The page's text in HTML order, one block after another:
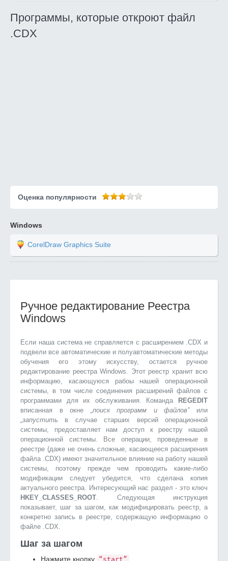
Программы, которые откроют файл
.CDX
Оценка популярности
Windows
CorelDraw Graphics Suite
Ручное редактирование Реестра
Windows
Если наша система не справляется с расширением .CDX и
подвели все автоматические и полуавтоматические методы
обучения его этому искусству, остается ручное
редактирование реестра Windows. Этот реестр хранит всю
информацию, касающуюся рабоы нашей операционной
системы, в том числе соединения расширений файлов с
программами для их обслуживания. Команда
REGEDIT
вписанная в окне „поиск программ и файлов”или
„запустить в случае старших версий операционной
системы, предоставляет нам доступ к реестру нашей
операционной системы. Все операции, проведенные в
реестре (даже не очень сложные, касающееся расширения
файла .CDX) имеют значительное влияние на работу нашей
системы, поэтому прежде чем проводить какие-либо
модификации следует убедится, что сделана копия
актуального реестра. Интересующий нас раздел - это ключ
HKEY_CLASSES_ROOT. Следующая инструкция
показывает, шаг за шагом, как модифицировать реестр, а
конкретно запись в реестре, содержащую информацию о
файле .CDX.
Шаг за шагом
Нажмите кнопку “start”